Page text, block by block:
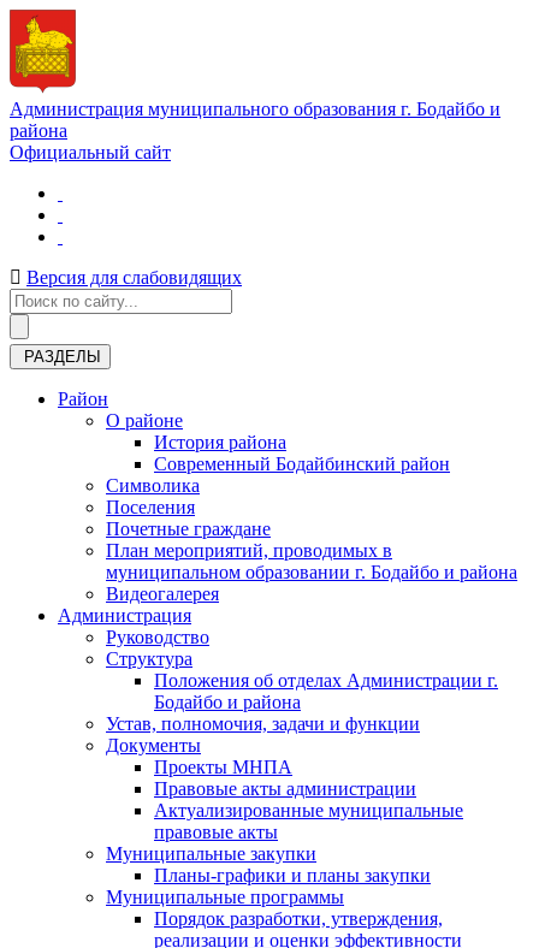
Администрация муниципального образования г. Бодайбо и
района
Официальный сайт
Версия для слабовидящих
РАЗДЕЛЫ
Район
О районе
История района
Современный Бодайбинский район
Символика
Поселения
Почетные граждане
План мероприятий, проводимых в
муниципальном образовании г. Бодайбо и района
Видеогалерея
Администрация
Руководство
Структура
Положения об отделах Администрации г.
Бодайбо и района
Устав, полномочия, задачи и функции
Документы
Проекты МНПА
Правовые акты администрации
Актуализированные муниципальные
правовые акты
Муниципальные закупки
Планы-графики и планы закупки
Муниципальные программы
Порядок разработки, утверждения,
реализации и оценки эффективности